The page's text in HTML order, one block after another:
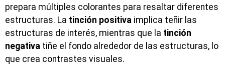
prepara múltiples colorantes para resaltar diferentes
estructuras. La tinción positiva implica teñir las
estructuras de interés, mientras que la tinción
negativa tiñe el fondo alrededor de las estructuras, lo
que crea contrastes visuales.